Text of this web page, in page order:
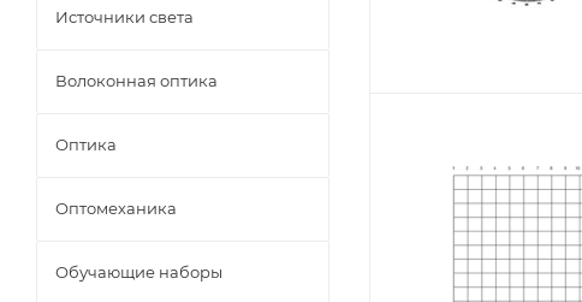
Источники света
Волоконная оптика
Оптика
Оптомеханика
Обучающие наборы